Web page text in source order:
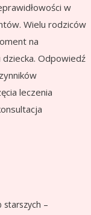
w
Wielu rodziców
na
Odpowiedź
leczenia
starszych –